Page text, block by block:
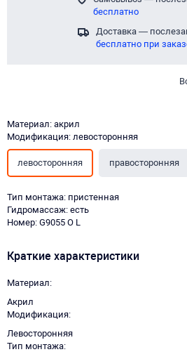
бесплатно
Доставка —
бесплатно при
Материал: акрил
Модификация: левосторонняя
левосторонняя правосторонняя
Тип монтажа: пристенная
Гидромассаж: есть
Номер: G9055 O L
Краткие характеристики
Материал
Акрил
Модификация
Левосторонняя
Тип монтажа